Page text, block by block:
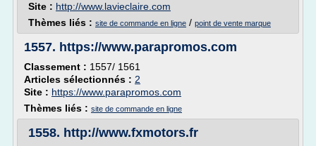
Site : http://www.lavieclaire.com
Thèmes liés : site de commande en ligne / point de vente marque
1557. https://www.parapromos.com
Classement : 1557/ 1561
Articles sélectionnés : 2
Site : https://www.parapromos.com
Thèmes liés : site de commande en ligne
1558. http://www.fxmotors.fr